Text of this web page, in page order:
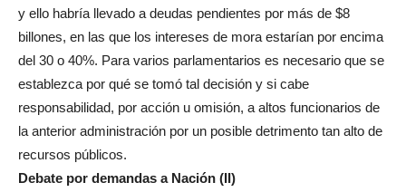
y ello habría llevado a deudas pendientes por más de $8
billones, en las que los intereses de mora estarían por encima
del 30 o 40%. Para varios parlamentarios es necesario que se
establezca por qué se tomó tal decisión y si cabe
responsabilidad, por acción u omisión, a altos funcionarios de
la anterior administración por un posible detrimento tan alto de
recursos públicos.
Debate por demandas a Nación (II)